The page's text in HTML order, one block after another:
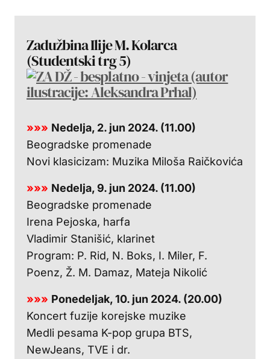
Zadužbina Ilije M. Kolarca
(Studentski trg 5)
»»» Nedelja, 2. jun 2024. (11.00)
Beogradske promenade
Novi klasicizam: Muzika Miloša Raičkovića
»»» Nedelja, 9. jun 2024. (11.00)
Beogradske promenade
Irena Pejoska, harfa
Vladimir Stanišić, klarinet
Program: P. Rid, N. Boks, I. Miler, F.
Poenz, Ž. M. Damaz, Mateja Nikolić
»»» Ponedeljak, 10. jun 2024. (20.00)
Koncert fuzije korejske muzike
Medli pesama K-pop grupa BTS,
NewJeans, TVE i dr.